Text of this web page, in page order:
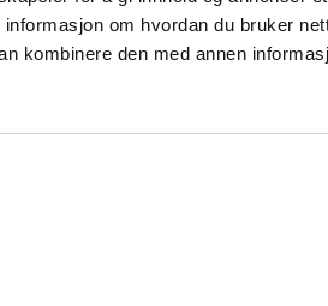
om hvordan du bruker
kombinere den med annen